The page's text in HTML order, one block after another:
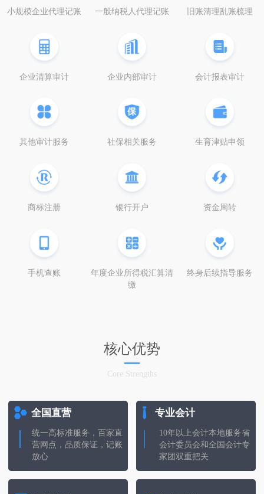
小规模企业代理记账 一般纳税人代理记账 旧账清理乱账梳理
企业清算审计 企业内部审计 会计报表审计
其他审计服务 社保相关服务 生育津贴申领
商标注册 银行开户 资金周转
手机查账
年度企业所得税汇算清
缴
终身后续指导服务
核心优势
Core Strengths
全国直营
统一高标准服务，百家直
营网点，品质保证，记账
放心
专业会计
10年以上会计本地服务省
会计委员会和全国会计专
家团双重把关